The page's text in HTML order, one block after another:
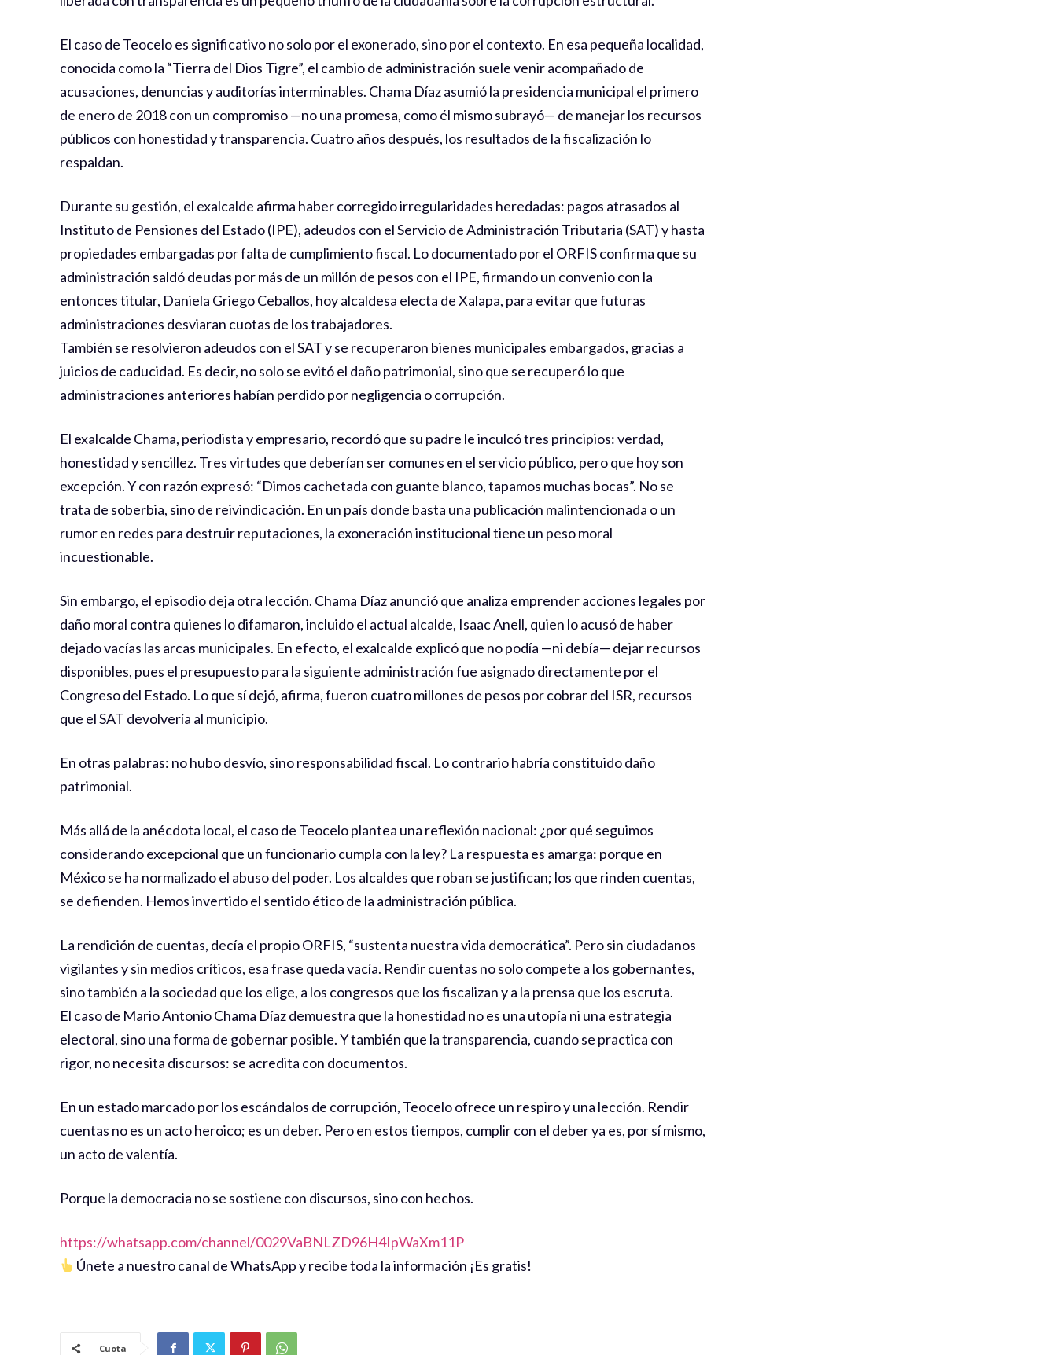
El caso de Teocelo es significativo no solo por el exonerado, sino por el contexto. En esa pequeña localidad,
conocida como la “Tierra del Dios Tigre”, el cambio de administración suele venir acompañado de
acusaciones, denuncias y auditorías interminables. Chama Díaz asumió la presidencia municipal el primero
de enero de 2018 con un compromiso —no una promesa, como él mismo subrayó— de manejar los recursos
públicos con honestidad y transparencia. Cuatro años después, los resultados de la fiscalización lo
respaldan.
Durante su gestión, el exalcalde afirma haber corregido irregularidades heredadas: pagos atrasados al
Instituto de Pensiones del Estado (IPE), adeudos con el Servicio de Administración Tributaria (SAT) y hasta
propiedades embargadas por falta de cumplimiento fiscal. Lo documentado por el ORFIS confirma que su
administración saldó deudas por más de un millón de pesos con el IPE, firmando un convenio con la
entonces titular, Daniela Griego Ceballos, hoy alcaldesa electa de Xalapa, para evitar que futuras
administraciones desviaran cuotas de los trabajadores.
También se resolvieron adeudos con el SAT y se recuperaron bienes municipales embargados, gracias a
juicios de caducidad. Es decir, no solo se evitó el daño patrimonial, sino que se recuperó lo que
administraciones anteriores habían perdido por negligencia o corrupción.
El exalcalde Chama, periodista y empresario, recordó que su padre le inculcó tres principios: verdad,
honestidad y sencillez. Tres virtudes que deberían ser comunes en el servicio público, pero que hoy son
excepción. Y con razón expresó: “Dimos cachetada con guante blanco, tapamos muchas bocas”. No se
trata de soberbia, sino de reivindicación. En un país donde basta una publicación malintencionada o un
rumor en redes para destruir reputaciones, la exoneración institucional tiene un peso moral
incuestionable.
Sin embargo, el episodio deja otra lección. Chama Díaz anunció que analiza emprender acciones legales por
daño moral contra quienes lo difamaron, incluido el actual alcalde, Isaac Anell, quien lo acusó de haber
dejado vacías las arcas municipales. En efecto, el exalcalde explicó que no podía —ni debía— dejar recursos
disponibles, pues el presupuesto para la siguiente administración fue asignado directamente por el
Congreso del Estado. Lo que sí dejó, afirma, fueron cuatro millones de pesos por cobrar del ISR, recursos
que el SAT devolvería al municipio.
En otras palabras: no hubo desvío, sino responsabilidad fiscal. Lo contrario habría constituido daño
patrimonial.
Más allá de la anécdota local, el caso de Teocelo plantea una reflexión nacional: ¿por qué seguimos
considerando excepcional que un funcionario cumpla con la ley? La respuesta es amarga: porque en
México se ha normalizado el abuso del poder. Los alcaldes que roban se justifican; los que rinden cuentas,
se defienden. Hemos invertido el sentido ético de la administración pública.
La rendición de cuentas, decía el propio ORFIS, “sustenta nuestra vida democrática”. Pero sin ciudadanos
vigilantes y sin medios críticos, esa frase queda vacía. Rendir cuentas no solo compete a los gobernantes,
sino también a la sociedad que los elige, a los congresos que los fiscalizan y a la prensa que los escruta.
El caso de Mario Antonio Chama Díaz demuestra que la honestidad no es una utopía ni una estrategia
electoral, sino una forma de gobernar posible. Y también que la transparencia, cuando se practica con
rigor, no necesita discursos: se acredita con documentos.
En un estado marcado por los escándalos de corrupción, Teocelo ofrece un respiro y una lección. Rendir
cuentas no es un acto heroico; es un deber. Pero en estos tiempos, cumplir con el deber ya es, por sí mismo,
un acto de valentía.
Porque la democracia no se sostiene con discursos, sino con hechos.
https://whatsapp.com/channel/0029VaBNLZD96H4IpWaXm11P
Únete a nuestro canal de WhatsApp y recibe toda la información ¡Es gratis!
Cuota